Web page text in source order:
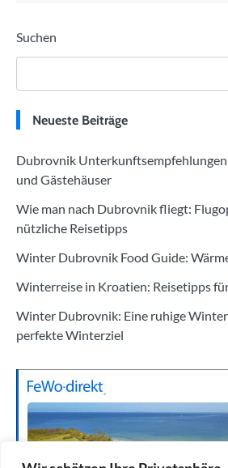
Suchen
Neueste Beiträge
Dubrovnik
und Gästehäuser
Wie man nach Dubrovnik fliegt:
nützliche Reisetipps
Winter Dubrovnik Food Guide:
Winterreise in Kroatien: Reisetipps
Winter Dubrovnik: Eine ruhige
perfekte Winterziel